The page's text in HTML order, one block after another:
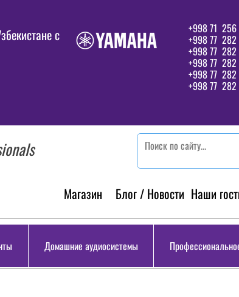
c
+998 71
+998 77 282
+998 77
+998 77
+998 77
+998 77
Магазин Блог / Новости Наши
Домашние аудиосистемы